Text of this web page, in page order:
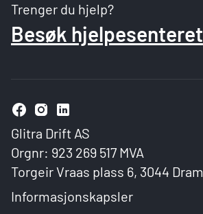
Trenger du hjelp?
Besøk hjelpesenteret
Glitra Drift AS
Orgnr: 923 269 517 MVA
Torgeir Vraas plass 6, 3044
Informasjonskapsler